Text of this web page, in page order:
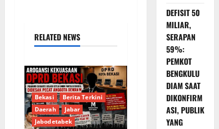
RELATED NEWS
Bekasi
Berita Terkini
Daerah
Jabar
Jabodetabek
DEFISIT 50
MILIAR,
SERAPAN
59%:
PEMKOT
BENGKULU
DIAM SAAT
DIKONFIRM
ASI, PUBLIK
YANG